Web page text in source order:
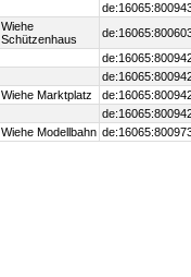
Wiehe
Schützenhaus
Wiehe Marktplatz
Wiehe Modellbahn